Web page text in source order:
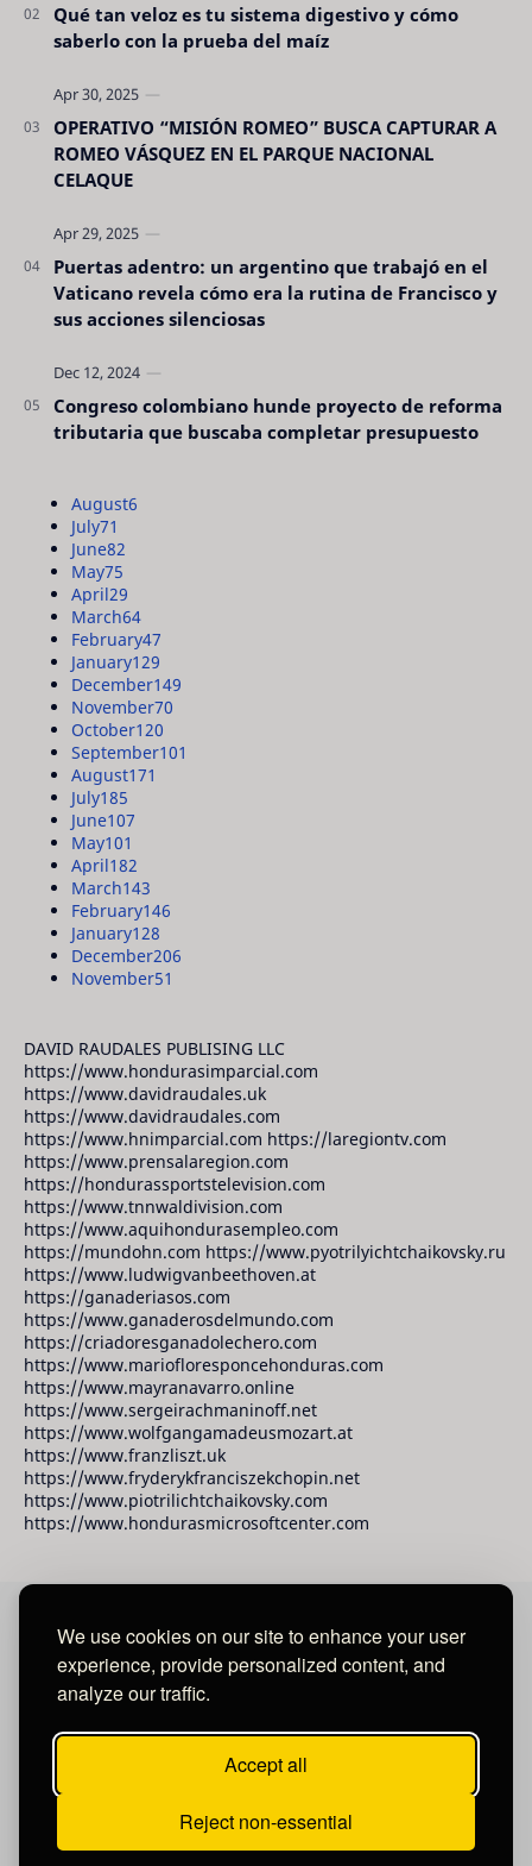
We use cookies on our site to enhance your user
experience, provide personalized content, and
analyze our traffic.
Accept all
Reject non-essential
Qué tan veloz es tu sistema digestivo y cómo
saberlo con la prueba del maíz
OPERATIVO “MISIÓN ROMEO” BUSCA CAPTURAR A
ROMEO VÁSQUEZ EN EL PARQUE NACIONAL
CELAQUE
Puertas adentro: un argentino que trabajó en el
Vaticano revela cómo era la rutina de Francisco y
sus acciones silenciosas
Congreso colombiano hunde proyecto de reforma
tributaria que buscaba completar presupuesto
August6
July71
June82
May75
April29
March64
February47
January129
December149
November70
October120
September101
August171
July185
June107
May101
April182
March143
February146
January128
December206
November51
DAVID RAUDALES PUBLISING LLC
https://www.hondurasimparcial.com
https://www.davidraudales.uk
https://www.davidraudales.com
https://www.hnimparcial.com https://laregiontv.com
https://www.prensalaregion.com
https://hondurassportstelevision.com
https://www.tnnwaldivision.com
https://www.aquihondurasempleo.com
https://mundohn.com https://www.pyotrilyichtchaikovsky.ru
https://www.ludwigvanbeethoven.at
https://ganaderiasos.com
https://www.ganaderosdelmundo.com
https://criadoresganadolechero.com
https://www.mariofloresponcehonduras.com
https://www.mayranavarro.online
https://www.sergeirachmaninoff.net
https://www.wolfgangamadeusmozart.at
https://www.franzliszt.uk
https://www.fryderykfranciszekchopin.net
https://www.piotrilichtchaikovsky.com
https://www.hondurasmicrosoftcenter.com
David Raudales Publishing LLC
Salvador.